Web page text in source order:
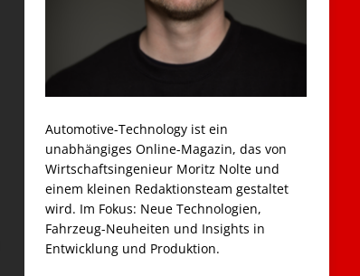
Automotive-Technology ist ein
unabhängiges Online-Magazin, das von
Wirtschaftsingenieur Moritz Nolte und
einem kleinen Redaktionsteam gestaltet
wird. Im Fokus: Neue Technologien,
Fahrzeug-Neuheiten und Insights in
Entwicklung und Produktion.